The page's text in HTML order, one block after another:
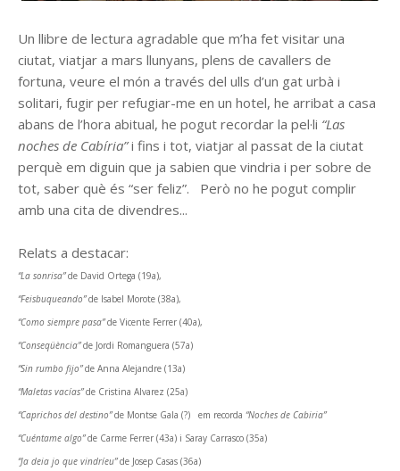
Un llibre de lectura agradable que m’ha fet visitar una
ciutat, viatjar a mars llunyans, plens de cavallers de
fortuna, veure el món a través del ulls d’un gat urbà i
solitari, fugir per refugiar-me en un hotel, he arribat a casa
abans de l’hora abitual, he pogut recordar la pel·li “Las
noches de Cabíria”i fins i tot, viatjar al passat de la ciutat
perquè em diguin que ja sabien que vindria i per sobre de
tot, saber què és “ser feliz”. Però no he pogut complir
amb una cita de divendres...
Relats a destacar:
“La sonrisa”de David Ortega (19a),
“Feisbuqueando”de Isabel Morote (38a),
“Como siempre pasa”de Vicente Ferrer (40a),
“Conseqüència”de Jordi Romanguera (57a)
“Sin rumbo fijo”de Anna Alejandre (13a)
“Maletas vacías”de Cristina Alvarez (25a)
“Caprichos del destino”de Montse Gala (?) em recorda “Noches de Cabiria”
“Cuéntame algo”de Carme Ferrer (43a) i Saray Carrasco (35a)
“Ja deia jo que vindríeu”de Josep Casas (36a)